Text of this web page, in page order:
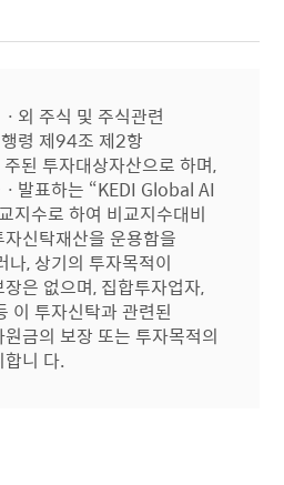
외 주식 및 주식관련
령 제94조 제2항
된 투자대상자산으로 하며,
발표하는 “KEDI Global AI
수로 하여 비교지수대비
신탁재산을 운용함을
나, 상기의 투자목적이
은 없으며, 집합투자업자,
이 투자신탁과 관련된
금의 보장 또는 투자목적의
니 다.